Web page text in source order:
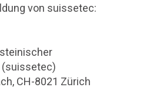
von suissetec:
(suissetec)
CH-8021 Zürich